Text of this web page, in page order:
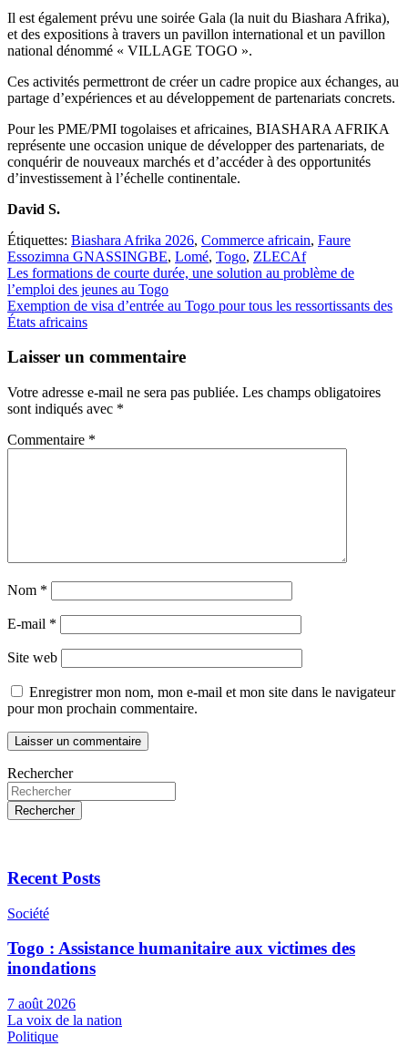
Il est également prévu une soirée Gala (la nuit du Biashara Afrika),
et des expositions à travers un pavillon international et un pavillon
national dénommé « VILLAGE TOGO ».
Ces activités permettront de créer un cadre propice aux échanges, au
partage d’expériences et au développement de partenariats concrets.
Pour les PME/PMI togolaises et africaines, BIASHARA AFRIKA
représente une occasion unique de développer des partenariats, de
conquérir de nouveaux marchés et d’accéder à des opportunités
d’investissement à l’échelle continentale.
David S.
Étiquettes: Biashara Afrika 2026, Commerce africain, Faure
Essozimna GNASSINGBE, Lomé, Togo, ZLECAf
Navigation
de
l’article
Les formations de courte durée, une solution au problème de
l’emploi des jeunes au Togo
Exemption de visa d’entrée au Togo pour tous les ressortissants des
États africains
Laisser un commentaire
Votre adresse e-mail ne sera pas publiée. Les champs obligatoires
sont indiqués avec *
Commentaire *
Nom *
E-mail *
Site web
Enregistrer mon nom, mon e-mail et mon site dans le navigateur
pour mon prochain commentaire.
Rechercher
Rechercher
Recent Posts
Société
Togo : Assistance humanitaire aux victimes des
inondations
7 août 2026
La voix de la nation
Politique